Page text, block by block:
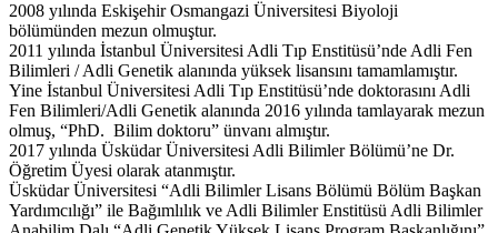
2008 yılında Eskişehir Osmangazi Üniversitesi Biyoloji
bölümünden mezun olmuştur.
2011 yılında İstanbul Üniversitesi Adli Tıp Enstitüsü’nde Adli Fen
Bilimleri / Adli Genetik alanında yüksek lisansını tamamlamıştır.
Yine İstanbul Üniversitesi Adli Tıp Enstitüsü’nde doktorasını Adli
Fen Bilimleri/Adli Genetik alanında 2016 yılında tamlayarak mezun
olmuş, “PhD. Bilim doktoru” ünvanı almıştır.
2017 yılında Üsküdar Üniversitesi Adli Bilimler Bölümü’ne Dr.
Öğretim Üyesi olarak atanmıştır.
Üsküdar Üniversitesi “Adli Bilimler Lisans Bölümü Bölüm Başkan
Yardımcılığı” ile Bağımlılık ve Adli Bilimler Enstitüsü Adli Bilimler